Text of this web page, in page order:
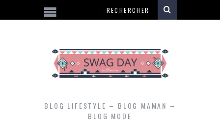
BLOG LIFESTYLE – BLOG MAMAN –
BLOG MODE